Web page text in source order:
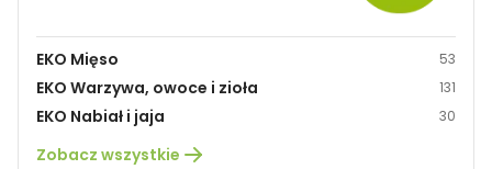
EKO Mięso 53
EKO Warzywa, owoce i zioła 131
EKO Nabiał i jaja 30
Zobacz wszystkie